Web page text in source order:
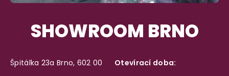
SHOWROOM BRNO
Špitálka 23a Brno, 602 00
Otevírací doba: